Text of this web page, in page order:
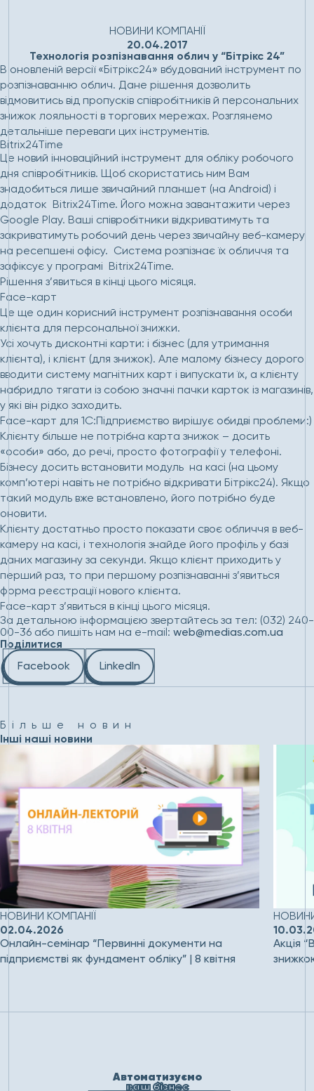
Технологія розпізнавання облич у “Бітрікс 24”
НОВИНИ КОМПАНІЇ
20.04.2017
Поділитися
Facebook
LinkedIn
В оновленій версії «Бітрікс24» вбудований інструмент по
розпізнаванню облич. Дане рішення дозволить
відмовитись від пропусків співробітників й персональних
знижок лояльності в торгових мережах. Розглянемо
детальніше переваги цих інструментів.
Bitrix24Time
Це новий інноваційний інструмент для обліку робочого
дня співробітників. Щоб скористатись ним Вам
знадобиться лише звичайний планшет (на Android) і
додаток Bitrix24Time. Його можна завантажити через
Google Play. Ваші співробітники відкриватимуть та
закриватимуть робочий день через звичайну веб-камеру
на ресепшені офісу. Система розпізнає їх обличчя та
зафіксує у програмі Bitrix24Time.
Рішення з’явиться в кінці цього місяця.
Face-карт
Це ще один корисний інструмент розпізнавання особи
клієнта для персональної знижки.
Усі хочуть дисконтні карти: і бізнес (для утримання
клієнта), і клієнт (для знижок). Але малому бізнесу дорого
вводити систему магнітних карт і випускати їх, а клієнту
набридло тягати із собою значні пачки карток із магазинів,
у які він рідко заходить.
Face-карт для 1С:Підприємство вирішує обидві проблеми:)
Клієнту більше не потрібна карта знижок – досить
«особи» або, до речі, просто фотографії у телефоні.
Бізнесу досить встановити модуль на касі (на цьому
комп’ютері навіть не потрібно відкривати Бітрікс24). Якщо
такий модуль вже встановлено, його потрібно буде
оновити.
Клієнту достатньо просто показати своє обличчя в веб-
камеру на касі, і технологія знайде його профіль у базі
даних магазину за секунди. Якщо клієнт приходить у
перший раз, то при першому розпізнаванні з’явиться
форма реєстрації нового клієнта.
Face-карт з’явиться в кінці цього місяця.
За детальною інформацією звертайтесь за тел: (032) 240-
00-36 або пишіть нам на e-mail: web@medias.com.ua
Більше новин
Інші наші новини
НОВИНИ КОМПАНІЇ
02.04.2026
Онлайн-семінар “Первинні документи на
підприємстві як фундамент обліку” | 8 квітня
Акція
Автоматизуємо
ваш бізнес